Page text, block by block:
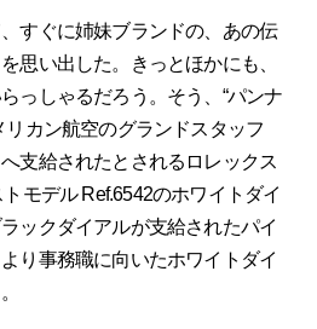
すぐに姉妹ブランドの、あの伝
思い出した。きっとほかにも、
っしゃるだろう。そう、“パンナ
リカン航空のグランドスタッフ
支給されたとされるロレックス
モデル Ref.6542のホワイトダイ
ックダイアルが支給されたパイ
り事務職に向いたホワイトダイ